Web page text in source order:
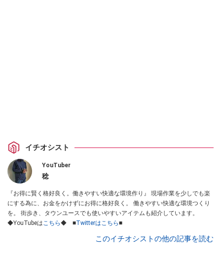
イチオシスト
YouTuber
稔
『お得に賢く格好良く。働きやすい快適な環境作り』 現場作業を少しでも楽
にする為に、お金をかけずにお得に格好良く。 働きやすい快適な環境つくり
を。 街歩き、タウンユースでも使いやすいアイテムも紹介しています。
◆YouTubeはこちら◆ ■Twitterはこちら■
このイチオシストの他の記事を読む